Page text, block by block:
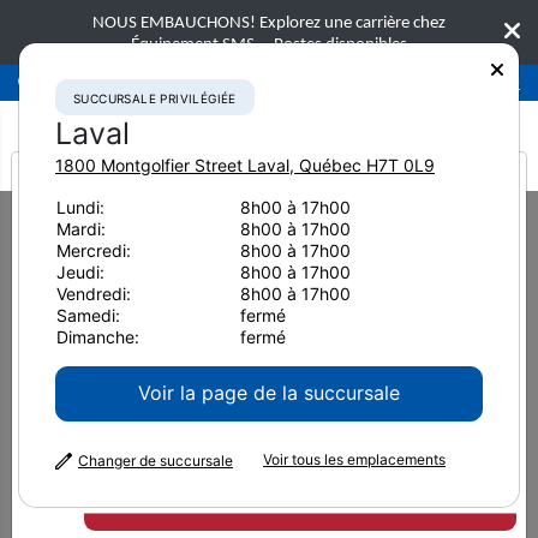
NOUS EMBAUCHONS! Explorez une carrière chez
Équipement SMS. Postes disponibles
Succursale privilégiéeLaval 450-781-9600
Home Équipement usagé
Excavatrices hydrauliques
2022 Komatsu PC240LC-11 5410
Vendu Vendu
It looks like you are
from America
SUCCURSALE PRIVILÉGIÉE
Laval
1800 Montgolfier Street Laval, Québec H7T 0L9
Lundi:
8h00 à 17h00
Mardi:
8h00 à 17h00
Mercredi:
8h00 à 17h00
Jeudi:
8h00 à 17h00
Vendredi:
8h00 à 17h00
Samedi:
fermé
Dimanche:
fermé
Voir la page de la succursale
Changer de succursale Voir tous les emplacements